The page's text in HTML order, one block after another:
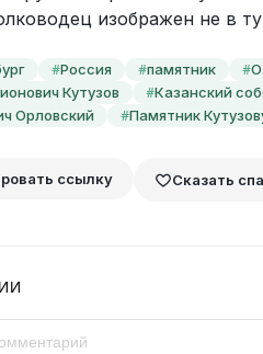
изображен не в
#Россия #памятник #
Кутузов #Казанский
Орловский #Памятник
ссылку Сказать